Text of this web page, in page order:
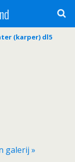
(karper) dl5
galerij »